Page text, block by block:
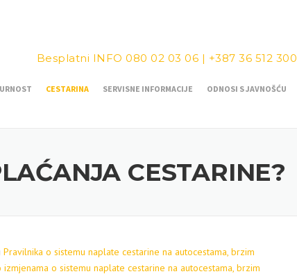
Besplatni INFO080 02 03 06 | +387 36 512 300
CESTARINA SERVISNE INFORMACIJE ODNOSI S JAVNOŠĆU
CESTARINE?
Pravilnika o sistemu naplate cestarine na autocestama, brzim
izmjenama o sistemu naplate cestarine na autocestama, brzim